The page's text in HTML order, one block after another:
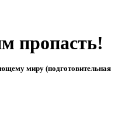
пропасть!
миру (подготовительная